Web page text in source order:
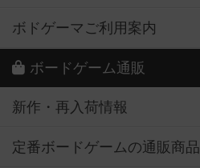
ボドゲーマご利用案内
ボードゲーム通販
新作・再入荷情報
定番ボードゲームの通販商品